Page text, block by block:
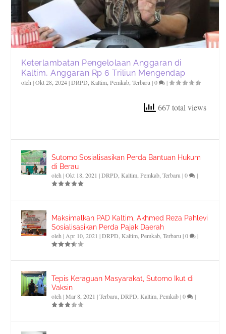
Keterlambatan Pengelolaan Anggaran di
Kaltim, Anggaran Rp 6 Triliun Mengendap
oleh|Okt 28, 2024|DRPD ,Kaltim ,Pemkab ,Terbaru |0 |
667 total views
Sutomo Sosialisasikan Perda Bantuan Hukum
di Berau
oleh|Okt 18, 2021 |DRPD ,Kaltim ,Pemkab ,Terbaru |0 |
Maksimalkan PAD Kaltim, Akhmed Reza Pahlevi
Sosialisasikan Perda Pajak Daerah
oleh| Apr 10, 2021 |DRPD ,Kaltim ,Pemkab ,Terbaru |0 |
Tepis Keraguan Masyarakat, Sutomo Ikut di
Vaksin
oleh|Mar 8, 2021 |Terbaru ,DRPD ,Kaltim ,Pemkab|0 |